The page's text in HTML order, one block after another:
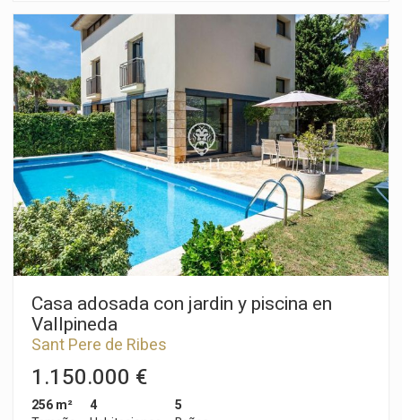
chimenea y al lado hay una cocina independiente.
Seguidamente nos encontramos con una habitación doble y
un baño completo. En la primera planta tenemos cuatro
habitaciones dobles y un baño completo. Todos los
dormitorios tienen armarios empotrados. Desde el pasillo de
la misma planta se accede a una gran terraza con vistas
despejadas. El barrio de Mas Alba de Sant Pere de Ribes es
conocido por su tranquilidad y su ubicación con respecto al
parque natura del Garraf. Además se encuentra a 5 minutos
de Sitges en coche.
Casa adosada con jardin y piscina en
Vallpineda
Sant Pere de Ribes
1.150.000 €
256 m²
4
5